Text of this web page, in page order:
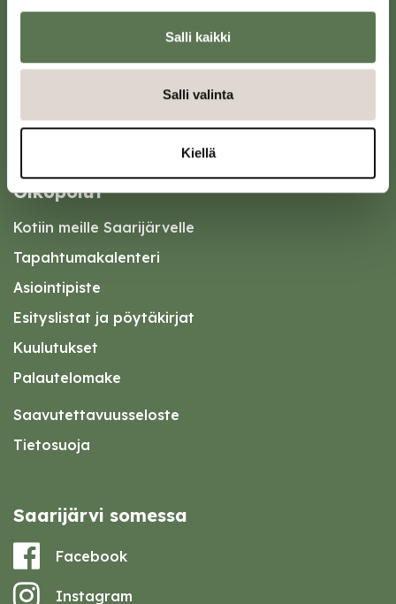
Salli kaikki
Salli valinta
Kiellä
kirjaamo@saarijarvi.fi
Oikopolut
Kotiin meille Saarijärvelle
Tapahtumakalenteri
Asiointipiste
Esityslistat ja pöytäkirjat
Kuulutukset
Palautelomake
Saavutettavuusseloste
Tietosuoja
Saarijärvi somessa
Facebook
Instagram